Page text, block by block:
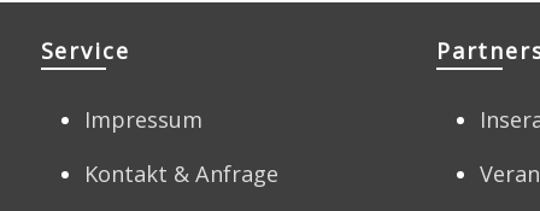
Service
Impressum
Kontakt & Anfrage